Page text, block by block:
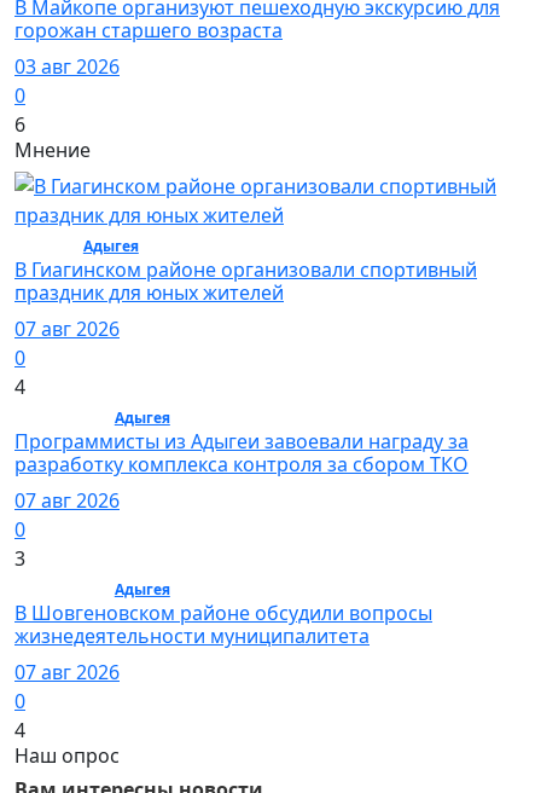
В Майкопе организуют пешеходную экскурсию для
горожан старшего возраста
03 авг 2026
0
6
Мнение
Адыгея/ Спорт
В Гиагинском районе организовали спортивный
праздник для юных жителей
07 авг 2026
0
4
Адыгея/ Общество
Программисты из Адыгеи завоевали награду за
разработку комплекса контроля за сбором ТКО
07 авг 2026
0
3
Адыгея/ Общество
В Шовгеновском районе обсудили вопросы
жизнедеятельности муниципалитета
07 авг 2026
0
4
Наш опрос